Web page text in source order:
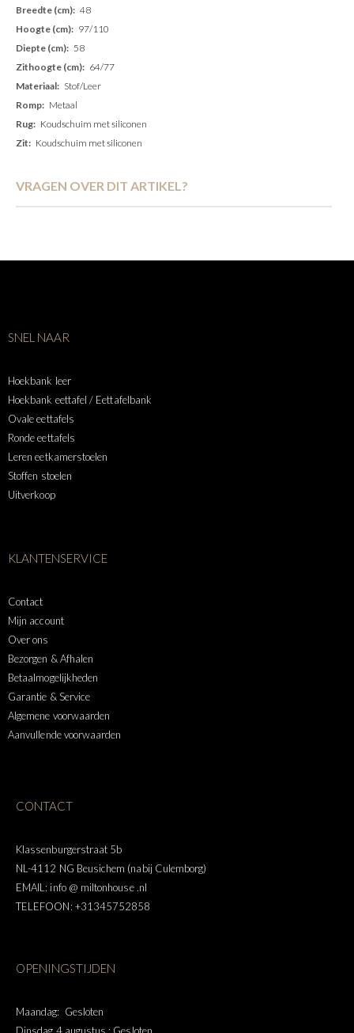
48
97/110
58
64/77
Stof/Leer
Metaal
Koudschuim met siliconen
Koudschuim met siliconen
VRAGEN OVER DIT ARTIKEL?
SNEL NAAR
Hoekbank leer
Hoekbank eettafel / Eettafelbank
Ovale eettafels
Ronde eettafels
Leren eetkamerstoelen
Stoffen stoelen
Uitverkoop
KLANTENSERVICE
Contact
Mijn account
Over ons
Bezorgen & Afhalen
Betaalmogelijkheden
Garantie & Service
Algemene voorwaarden
Aanvullende voorwaarden
CONTACT
Klassenburgerstraat 5b
NL-4112 NG Beusichem (nabij Culemborg)
EMAIL: info @ miltonhouse .nl
TELEFOON: +31345752858
OPENINGSTIJDEN
Maandag: Gesloten
Dinsdag 4 augustus : Gesloten